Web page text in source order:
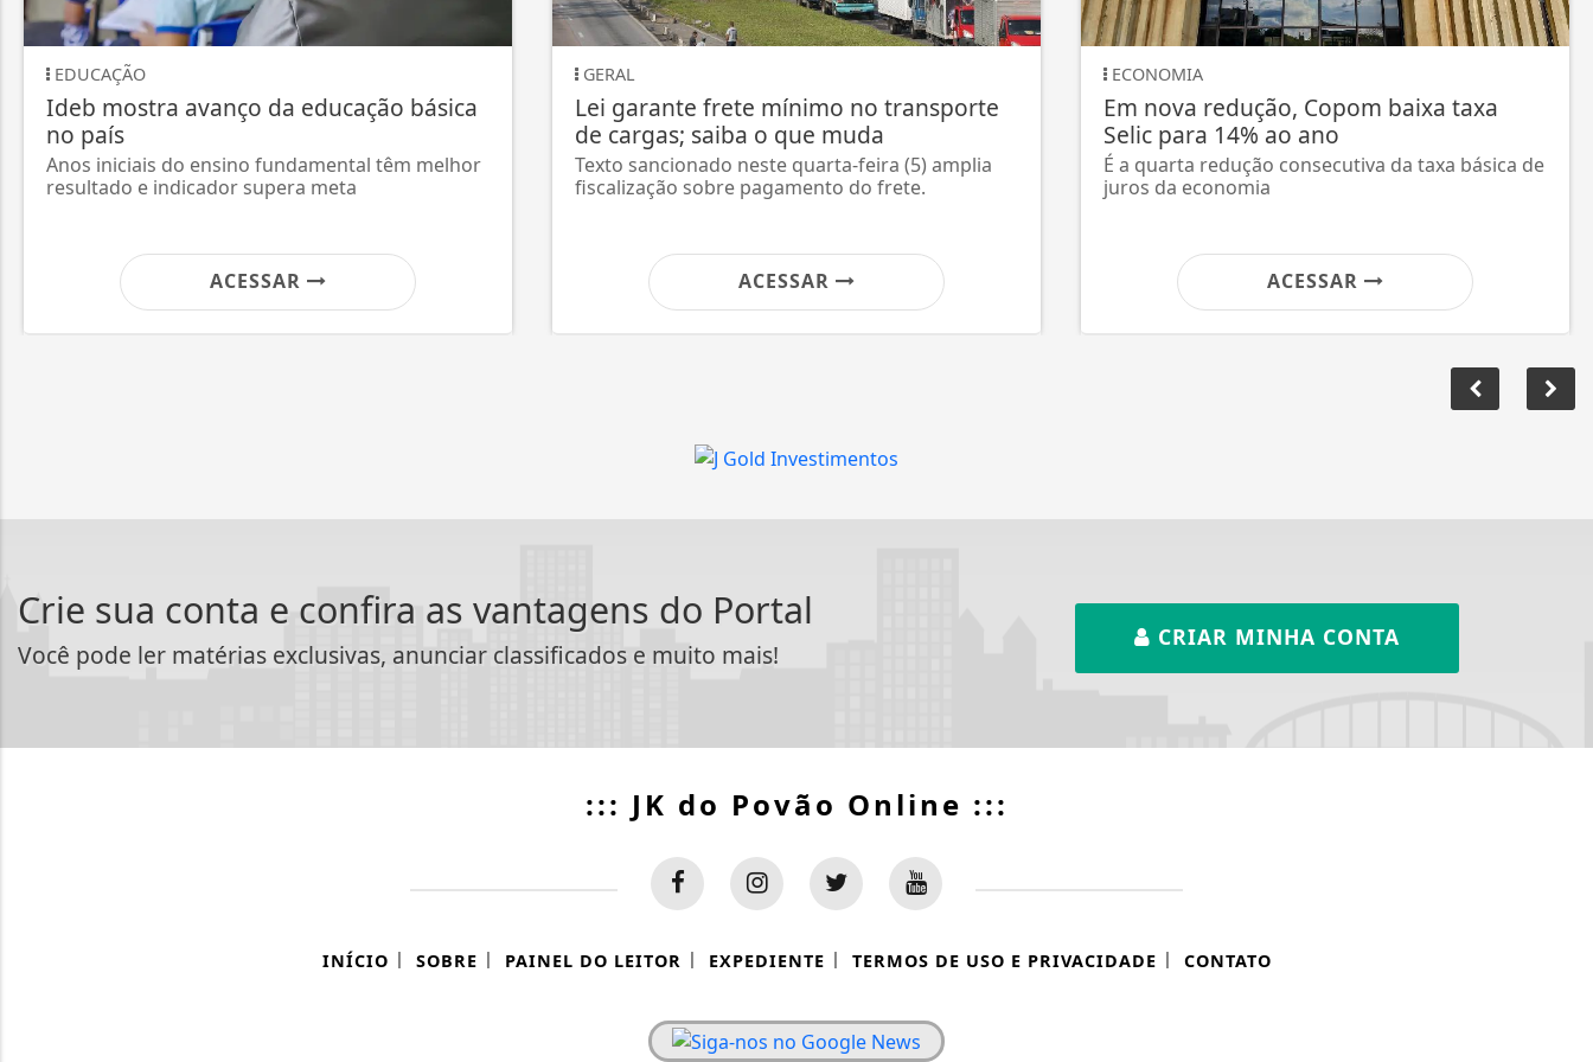
GERAL
Lei garante frete mínimo no transporte
de cargas; saiba o que muda
Texto sancionado neste quarta-feira (5) amplia
fiscalização sobre pagamento do frete.
ACESSAR
ECONOMIA
Em nova redução, Copom baixa taxa
Selic para 14% ao ano
É a quarta redução consecutiva da taxa básica de
juros da economia
ACESSAR
GERAL
PRD e Solidariedade decidem pela
neutralidade na eleição presidencial
Diretórios estaduais estão livres para formar
alianças com os partidos que preferirem.
ACESSAR
Crie sua conta e confira as vantagens do Portal
Você pode ler matérias exclusivas, anunciar classificados e muito mais!
CRIAR MINHA CONTA
::: JK do Povão Online :::
INÍCIO | SOBRE | PAINEL DO LEITOR | EXPEDIENTE | TERMOS DE USO E PRIVACIDADE | CONTATO